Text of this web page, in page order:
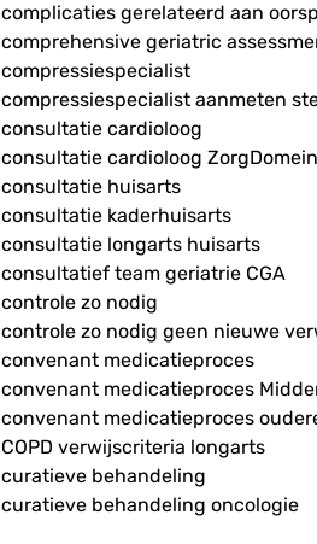
complicaties gerelateerd aan
comprehensive geriatric
compressiespecialist
compressiespecialist aanmeten
consultatie cardioloog
consultatie cardioloog ZorgDomein
consultatie huisarts
consultatie kaderhuisarts
consultatie longarts huisarts
consultatief team geriatrie CGA
controle zo nodig
controle zo nodig geen nieuwe
convenant medicatieproces
convenant medicatieproces
convenant medicatieproces
COPD verwijscriteria longarts
curatieve behandeling
curatieve behandeling oncologie